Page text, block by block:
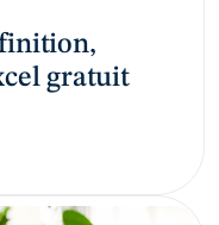
gratuit